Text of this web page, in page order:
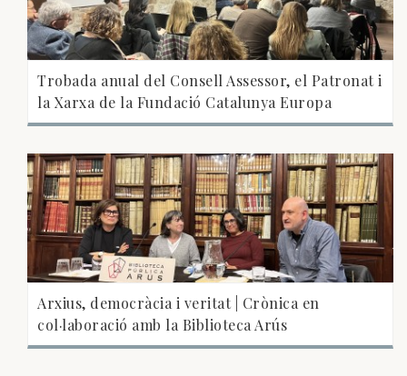
Trobada anual del Consell Assessor, el Patronat i
la Xarxa de la Fundació Catalunya Europa
Arxius, democràcia i veritat | Crònica en
col·laboració amb la Biblioteca Arús